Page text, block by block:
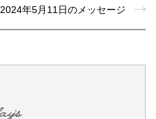
2024年5月11日のメッセージ